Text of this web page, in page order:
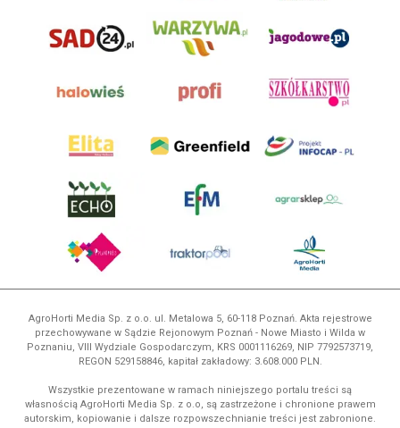
AgroHorti Media Sp. z o.o. ul. Metalowa 5, 60-118 Poznań. Akta rejestrowe
przechowywane w Sądzie Rejonowym Poznań - Nowe Miasto i Wilda w
Poznaniu, VIII Wydziale Gospodarczym, KRS 0001116269, NIP 7792573719,
REGON 529158846, kapitał zakładowy: 3.608.000 PLN.
Wszystkie prezentowane w ramach niniejszego portalu treści są
własnością AgroHorti Media Sp. z o.o, są zastrzeżone i chronione prawem
autorskim, kopiowanie i dalsze rozpowszechnianie treści jest zabronione.